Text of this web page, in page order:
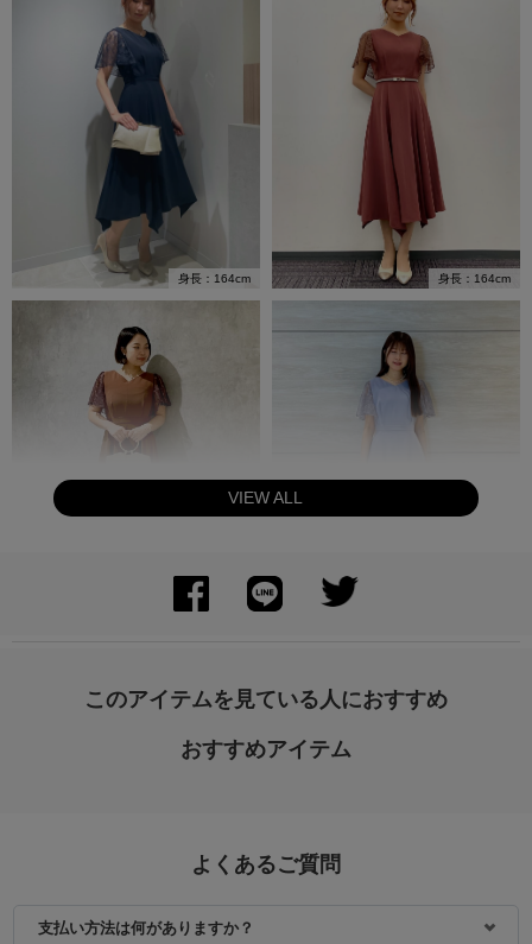
身長：164cm 身長：164cm
VIEW ALL
このアイテムを見ている人におすすめ
おすすめアイテム
よくあるご質問
支払い方法は何がありますか？